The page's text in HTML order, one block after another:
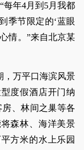
每年4月到5月我都
季节限定的‘蓝眼
情。”来自北京某
，万平口海滨风景
度假酒店开门纳
、林间之巢等各
森林、海洋美景
方米的水上乐园